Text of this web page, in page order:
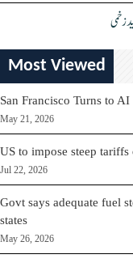
زخمی
Most Viewed
San Francisco Turns to
May 21, 2026
US to impose steep
Jul 22, 2026
Govt says adequate fuel
states
May 26, 2026